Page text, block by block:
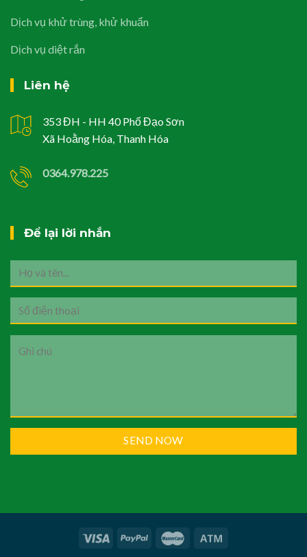
Dịch vụ khử trùng, khử khuẩn
Dịch vụ diệt rắn
Liên hệ
353 ĐH - HH 40 Phố Đạo Sơn
Xã Hoằng Hóa, Thanh Hóa
0364.978.225
Để lại lời nhắn